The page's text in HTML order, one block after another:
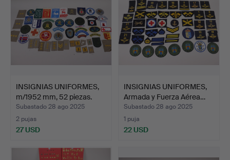
INSIGNIAS UNIFORMES,
m/1952 mm, 52 piezas.
Subastado 28 ago 2025
2 pujas
27 USD
INSIGNIAS UNIFORMES,
Armada y Fuerza Aérea…
Subastado 28 ago 2025
1 puja
22 USD